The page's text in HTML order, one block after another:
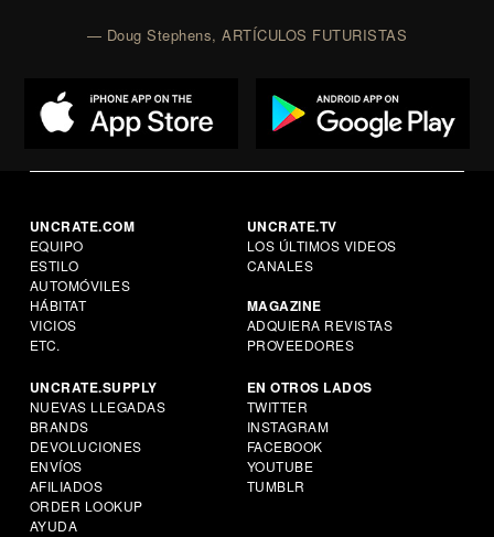
— Doug Stephens, ARTÍCULOS FUTURISTAS
UNCRATE.COM
EQUIPO
ESTILO
AUTOMÓVILES
HÁBITAT
VICIOS
ETC.
UNCRATE.TV
LOS ÚLTIMOS VIDEOS
CANALES
MAGAZINE
ADQUIERA REVISTAS
PROVEEDORES
UNCRATE.SUPPLY
NUEVAS LLEGADAS
BRANDS
DEVOLUCIONES
ENVÍOS
AFILIADOS
ORDER LOOKUP
AYUDA
EN OTROS LADOS
TWITTER
INSTAGRAM
FACEBOOK
YOUTUBE
TUMBLR